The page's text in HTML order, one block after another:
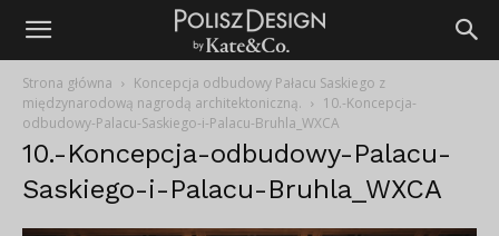
Strona główna
Koncepcja odbudowy Pałacu Saskiego z
międzynarodową nagrodą architektoniczną.
10.-Koncepcja-
odbudowy-Palacu-Saskiego-i-Palacu-Bruhla_WXCA
10.-Koncepcja-odbudowy-Palacu-
Saskiego-i-Palacu-Bruhla_WXCA